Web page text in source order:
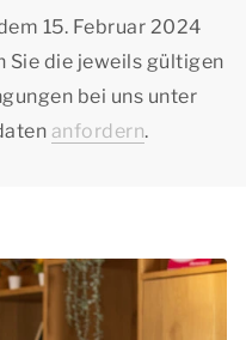
15. Februar 2024
Sie die jeweils gültigen
bei uns unter
anfordern.